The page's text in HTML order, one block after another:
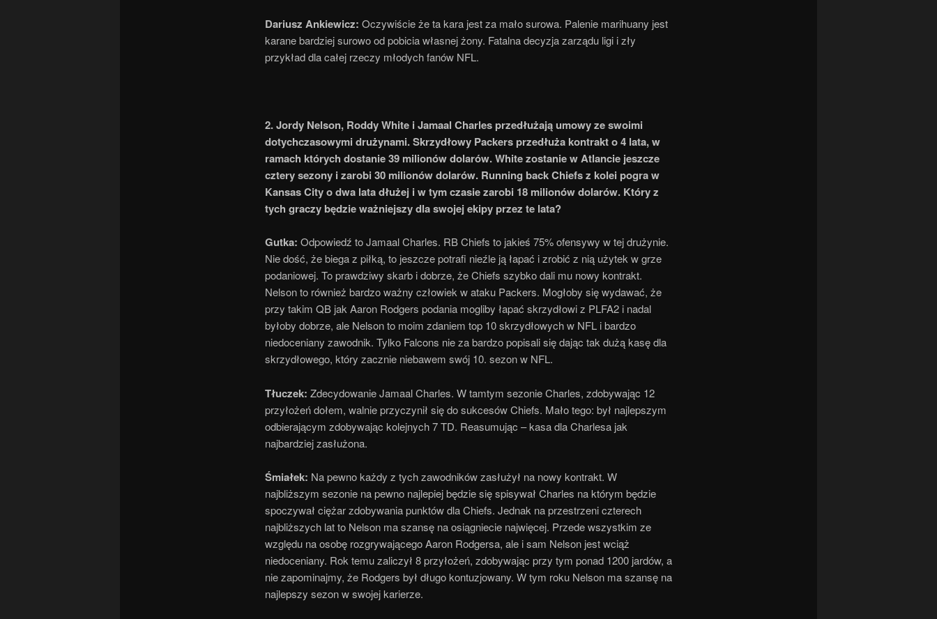
Dariusz Ankiewicz: Oczywiście że ta kara jest za mało surowa. Palenie marihuany jest
karane bardziej surowo od pobicia własnej żony. Fatalna decyzja zarządu ligi i zły
przykład dla całej rzeczy młodych fanów NFL.
2. Jordy Nelson, Roddy White i Jamaal Charles przedłużają umowy ze swoimi
dotychczasowymi drużynami. Skrzydłowy Packers przedłuża kontrakt o 4 lata, w
ramach których dostanie 39 milionów dolarów. White zostanie w Atlancie jeszcze
cztery sezony i zarobi 30 milionów dolarów. Running back Chiefs z kolei pogra w
Kansas City o dwa lata dłużej i w tym czasie zarobi 18 milionów dolarów. Który z
tych graczy będzie ważniejszy dla swojej ekipy przez te lata?
Gutka: Odpowiedź to Jamaal Charles. RB Chiefs to jakieś 75% ofensywy w tej drużynie.
Nie dość, że biega z piłką, to jeszcze potrafi nieźle ją łapać i zrobić z nią użytek w grze
podaniowej. To prawdziwy skarb i dobrze, że Chiefs szybko dali mu nowy kontrakt.
Nelson to również bardzo ważny człowiek w ataku Packers. Mogłoby się wydawać, że
przy takim QB jak Aaron Rodgers podania mogliby łapać skrzydłowi z PLFA2 i nadal
byłoby dobrze, ale Nelson to moim zdaniem top 10 skrzydłowych w NFL i bardzo
niedoceniany zawodnik. Tylko Falcons nie za bardzo popisali się dając tak dużą kasę dla
skrzydłowego, który zacznie niebawem swój 10. sezon w NFL.
Tłuczek: Zdecydowanie Jamaal Charles. W tamtym sezonie Charles, zdobywając 12
przyłożeń dołem, walnie przyczynił się do sukcesów Chiefs. Mało tego: był najlepszym
odbierającym zdobywając kolejnych 7 TD. Reasumując – kasa dla Charlesa jak
najbardziej zasłużona.
Śmiałek: Na pewno każdy z tych zawodników zasłużył na nowy kontrakt. W
najbliższym sezonie na pewno najlepiej będzie się spisywał Charles na którym będzie
spoczywał ciężar zdobywania punktów dla Chiefs. Jednak na przestrzeni czterech
najbliższych lat to Nelson ma szansę na osiągniecie najwięcej. Przede wszystkim ze
względu na osobę rozgrywającego Aaron Rodgersa, ale i sam Nelson jest wciąż
niedoceniany. Rok temu zaliczył 8 przyłożeń, zdobywając przy tym ponad 1200 jardów, a
nie zapominajmy, że Rodgers był długo kontuzjowany. W tym roku Nelson ma szansę na
najlepszy sezon w swojej karierze.